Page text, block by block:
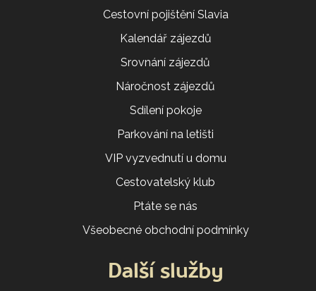
Cestovní pojištění Slavia
Kalendář zájezdů
Srovnání zájezdů
Náročnost zájezdů
Sdílení pokoje
Parkování na letišti
VIP vyzvednutí u domu
Cestovatelský klub
Ptáte se nás
Všeobecné obchodní podmínky
Další služby